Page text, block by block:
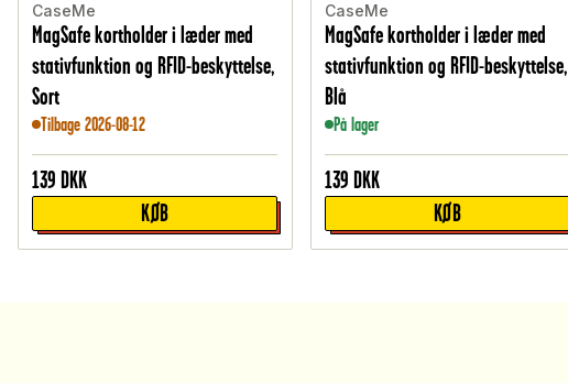
CaseMe
MagSafe kortholder i læder med
stativfunktion og RFID-beskyttelse,
Sort
Tilbage 2026-08-12
139 DKK
KØB
CaseMe
MagSafe kortholder i læder med
stativfunktion og RFID-beskyttelse,
Blå
På lager
139 DKK
KØB